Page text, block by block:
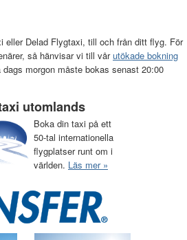
eller Delad Flygtaxi, till och från ditt flyg. För
så hänvisar vi till vårutökade bokning
morgon måste bokas senast 20:00
utomlands
Boka din taxi på ett
50-tal internationella
flygplatser runt om i
världen. Läs mer »